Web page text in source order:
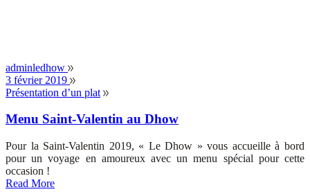
adminledhow
3 février 2019
Présentation d’un plat
Menu Saint-Valentin au Dhow
Pour la Saint-Valentin 2019, « Le Dhow » vous accueille à bord
pour un voyage en amoureux avec un menu spécial pour cette
occasion !
Read More